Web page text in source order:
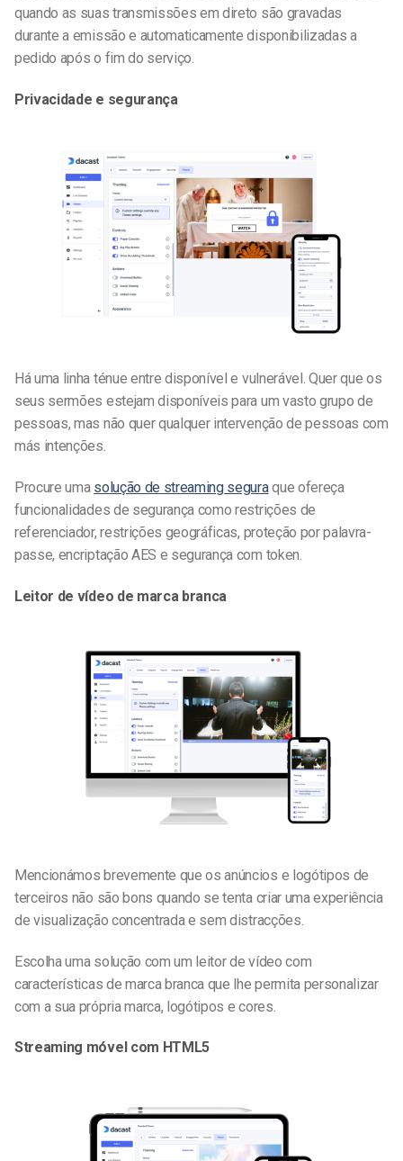
quando as suas transmissões em direto são gravadas
durante a emissão e automaticamente disponibilizadas a
pedido após o fim do serviço.
Privacidade e segurança
Há uma linha ténue entre disponível e vulnerável. Quer que os
seus sermões estejam disponíveis para um vasto grupo de
pessoas, mas não quer qualquer intervenção de pessoas com
más intenções.
Procure uma solução de streaming seguraque ofereça
funcionalidades de segurança como restrições de
referenciador, restrições geográficas, proteção por palavra-
passe, encriptação AES e segurança com token.
Leitor de vídeo de marca branca
Mencionámos brevemente que os anúncios e logótipos de
terceiros não são bons quando se tenta criar uma experiência
de visualização concentrada e sem distracções.
Escolha uma solução com um leitor de vídeo com
características de marca branca que lhe permita personalizar
com a sua própria marca, logótipos e cores.
Streaming móvel com HTML5